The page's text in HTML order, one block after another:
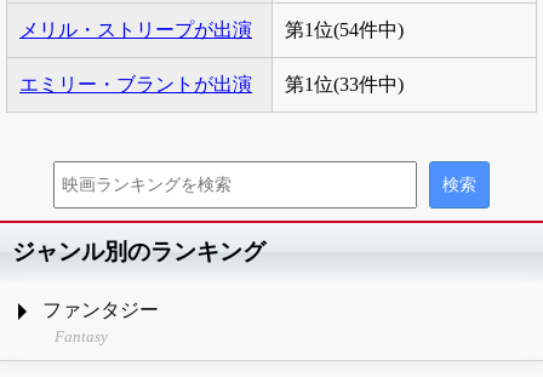
メリル・ストリープが出演 第1位(54件中)
エミリー・ブラントが出演 第1位(33件中)
ジャンル別のランキング
ファンタジー
Fantasy